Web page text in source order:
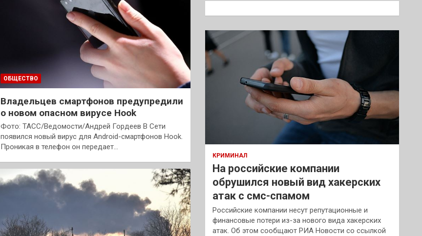
ОБЩЕСТВО
Владельцев смартфонов предупредили
о новом опасном вирусе Hook
Фото: ТАСС/Ведомости/Андрей Гордеев В Сети
появился новый вирус для Android-смартфонов Hook.
Проникая в телефон он передает…
к
КРИМИНАЛ
На российские компании
обрушился новый вид хакерских
атак с смс-спамом
Российские компании несут репутационные и
финансовые потери из-за нового вида хакерских
атак. Об этом сообщают РИА Новости со ссылкой